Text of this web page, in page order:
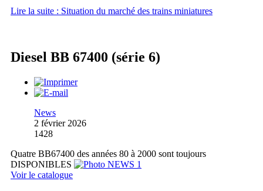
Lire la suite : Situation du marché des trains miniatures
Diesel BB 67400 (série 6)
News
2 février 2026
1428
Quatre BB67400 des années 80 à 2000 sont toujours
DISPONIBLES
Voir le catalogue